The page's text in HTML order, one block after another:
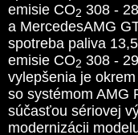
emisie CO2 308 -
a MercedesAMG
spotreba paliva
emisie CO2 308 -
vylepšenia je
so systémom AMG
súčasťou sériovej
modernizácii